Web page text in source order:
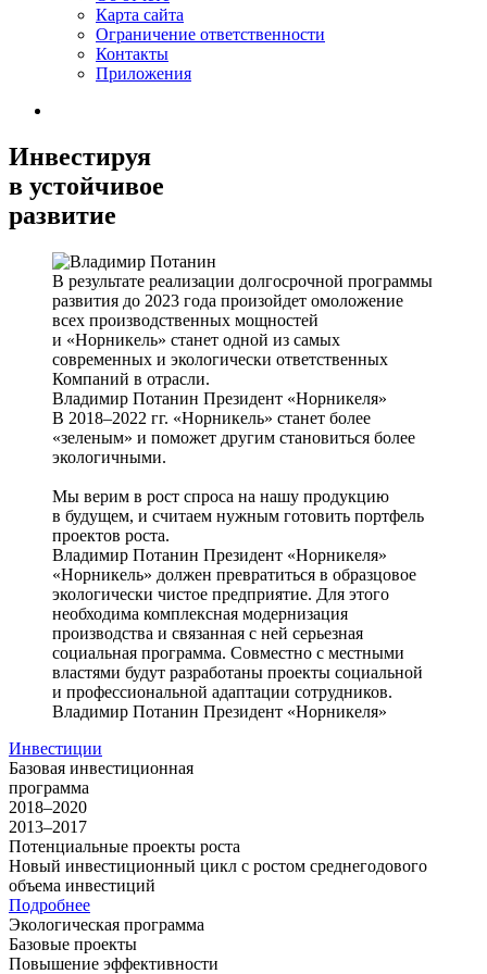
Карта сайта
Ограничение ответственности
Контакты
Приложения
Инвестируя
в устойчивое
развитие
В результате реализации долгосрочной программы
развития до 2023 года произойдет омоложение
всех производственных мощностей
и «Норникель» станет одной из самых
современных и экологически ответственных
Компаний в отрасли.
Владимир Потанин Президент «Норникеля»
В 2018–2022 гг. «Норникель» станет более
«зеленым» и поможет другим становиться более
экологичными.
Мы верим в рост спроса на нашу продукцию
в будущем, и считаем нужным готовить портфель
проектов роста.
Владимир Потанин Президент «Норникеля»
«Норникель» должен превратиться в образцовое
экологически чистое предприятие. Для этого
необходима комплексная модернизация
производства и связанная с ней серьезная
социальная программа. Совместно с местными
властями будут разработаны проекты социальной
и профессиональной адаптации сотрудников.
Владимир Потанин Президент «Норникеля»
Инвестиции
Базовая инвестиционная
программа
2018–2020
2013–2017
Потенциальные проекты роста
Новый инвестиционный цикл с ростом среднегодового
объема инвестиций
Подробнее
Экологическая программа
Базовые проекты
Повышение эффективности